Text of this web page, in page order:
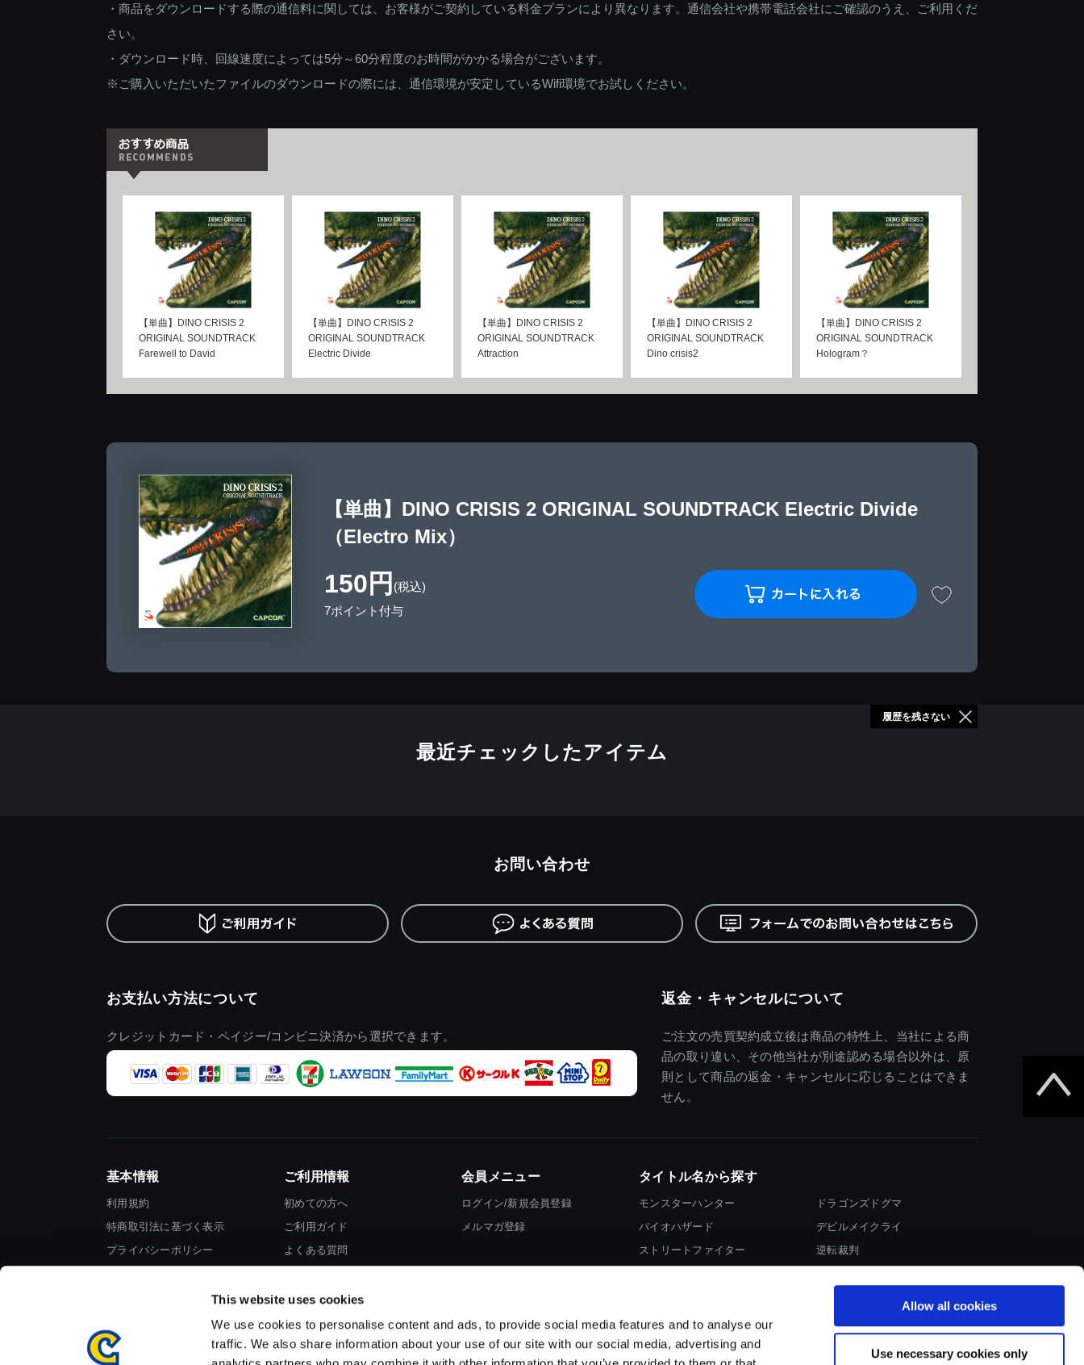
This website uses cookies
We use cookies to personalise content and ads, to provide social media features and to analyse our
traffic. We also share information about your use of our site with our social media, advertising and
Allow all cookies
Use necessary cookies only
・商品をダウンロードする際の通信料に関しては、お客様がご契約している料金プランにより異なります。通信会社や携帯電話会社にご確認のうえ、ご利用くだ
さい。
・ダウンロード時、回線速度によっては5分～60分程度のお時間がかかる場合がございます。
※ご購入いただいたファイルのダウンロードの際には、通信環境が安定しているWifi環境でお試しください。
【単曲】DINO CRISIS 2
ORIGINAL SOUNDTRACK
Farewell to David
【単曲】DINO CRISIS 2
ORIGINAL SOUNDTRACK
Electric Divide
【単曲】DINO CRISIS 2
ORIGINAL SOUNDTRACK
Attraction
【単曲】DINO CRISIS 2
ORIGINAL SOUNDTRACK
Dino crisis2
【単曲】DINO CRISIS 2
ORIGINAL SOUNDTRACK
Hologram？
【単曲】DINO CRISIS 2 ORIGINAL SOUNDTRACK Electric Divide
（Electro Mix）
150円 (税込)
7ポイント付与
最近チェックしたアイテム
履歴を残さない
お支払い方法について
クレジットカード・ペイジー/コンビニ決済から選択できます。
返金・キャンセルについて
ご注文の売買契約成立後は商品の特性上、当社による商
品の取り違い、その他当社が別途認める場合以外は、原
則として商品の返金・キャンセルに応じることはできま
せん。
お問い合わせ
基本情報
利用規約
特商取引法に基づく表示
プライバシーポリシー
ご利用情報
初めての方へ
ご利用ガイド
よくある質問
会員メニュー
ログイン/新規会員登録
メルマガ登録
タイトル名から探す
モンスターハンター
バイオハザード
ストリートファイター
ドラゴンズドグマ
デビルメイクライ
逆転裁判